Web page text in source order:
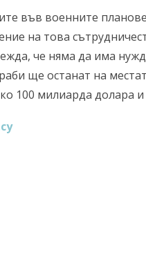
във военните
на това
че няма да има
ще останат на
100 милиарда долара